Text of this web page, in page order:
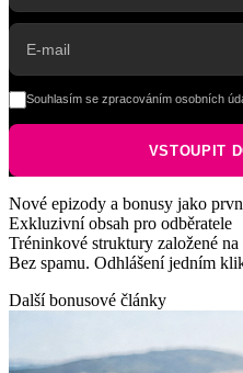
Souhlasím se zpracováním osobních
Nové epizody a bonusy jako
Exkluzivní obsah pro odběratele
Tréninkové struktury založené
Bez spamu. Odhlášení jedním
Další bonusové články